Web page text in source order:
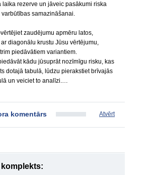
laika rezerve un jāveic pasākumi riska
varbūtības samazināšanai.
zaudējumu apmēru latos,
diagonālu krustu Jūsu vērtējumu,
piedāvātiem variantiem.
kādu jūsuprāt nozīmīgu risku, kas
dotajā tabulā, lūdzu pierakstiet brīvajās
un veiciet to analīzi.…
komentārs Atvērt
komplekts: